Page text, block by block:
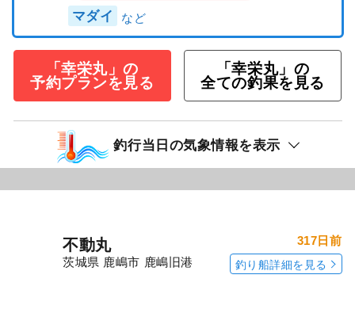
マダイ
「幸栄丸」の
予約プランを見る
「幸栄丸」の
全ての釣果を見る
釣行当日の気象情報を表示
不動丸
茨城県 鹿嶋市 鹿嶋旧港
317日前
釣り船詳細を見る